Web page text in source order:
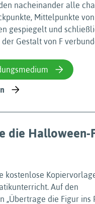
nacheinander alle
Mittelpunkte
gespiegelt und
Gestalt von F
die Halloween-
kostenlose
Auf den
„Übertrage die Figur ins